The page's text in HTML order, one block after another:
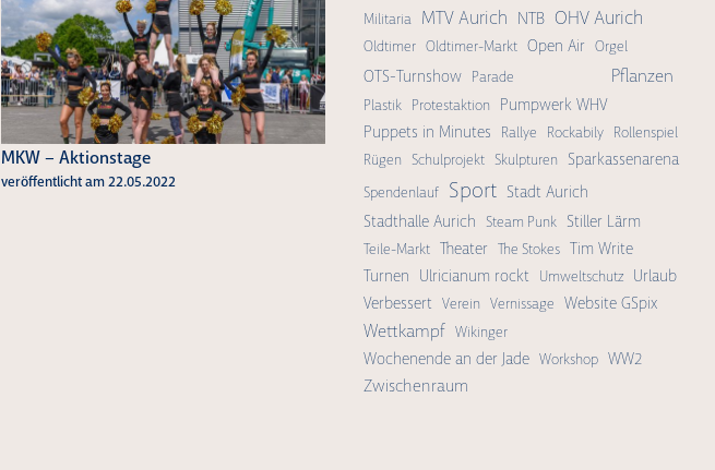
MKW – Aktionstage
veröffentlicht am 22.05.2022
Militaria
MTV Aurich NTB OHV Aurich
Oldtimer Oldtimer-Markt Open Air Orgel
OTS-Turnshow Parade Pflanzen
Plastik Protestaktion
Pumpwerk WHV
Puppets in Minutes
Rallye Rockabily
Rollenspiel
Rügen Schulprojekt Skulpturen Sparkassenarena
Spendenlauf Sport Stadt Aurich
Stadthalle Aurich Steam Punk Stiller Lärm
Teile-Markt Theater The Stokes Tim Write
Turnen
Ulricianum rockt Umweltschutz
Urlaub
Verbessert Verein Vernissage Website GSpix
Wettkampf Wikinger
Wochenende an der Jade Workshop WW2
Zwischenraum